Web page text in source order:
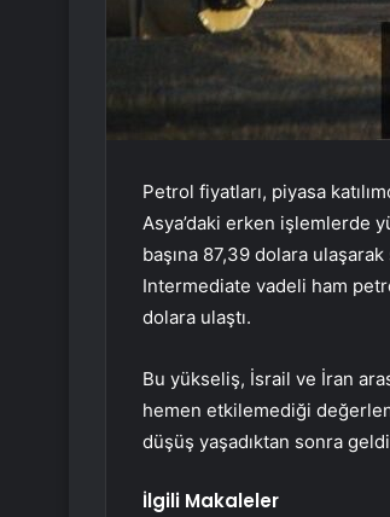
Petrol fiyatları, piyasa
Asya’daki erken işlemlerde
başına 87,39 dolara
Intermediate vadeli ham
dolara ulaştı.
Bu yükseliş, İsrail ve İran
hemen etkilemediği
düşüş yaşadıktan sonra
İlgili Makaleler